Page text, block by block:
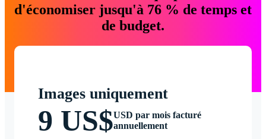
d'économiser jusqu'à 76 % de temps et
de budget.
Images uniquement
9 US$USD par mois facturé
annuellement